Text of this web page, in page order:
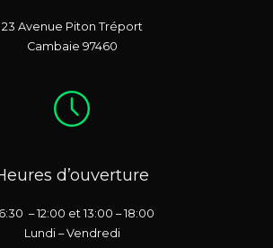
23 Avenue Piton Tréport
Cambaie 97460
d’ouverture
– 12:00 et 13:00 – 18:00
Lundi – Vendredi